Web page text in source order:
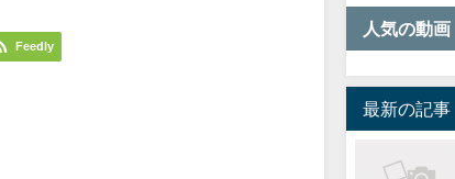
Feedly
人気の動画
最新の記事